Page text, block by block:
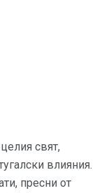
свят,
влияния.
пресни от